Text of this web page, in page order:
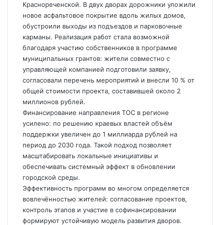
Краснореченской. В двух дворах дорожники уложили
новое асфальтовое покрытие вдоль жилых домов,
обустроили выходы из подъездов и парковочные
карманы. Реализация работ стала возможной
благодаря участию собственников в программе
муниципальных грантов: жители совместно с
управляющей компанией подготовили заявку,
согласовали перечень мероприятий и внесли 10 % от
общей стоимости проекта, составившей около 2
миллионов рублей.
Финансирование направления ТОС в регионе
усилено: по решению краевых властей объём
поддержки увеличен до 1 миллиарда рублей на
период до 2030 года. Такой подход позволяет
масштабировать локальные инициативы и
обеспечивать системный эффект в обновлении
городской среды.
Эффективность программ во многом определяется
вовлечённостью жителей: согласование проектов,
контроль этапов и участие в софинансировании
формируют устойчивую модель развития дворов.